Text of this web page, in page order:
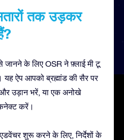
तक उड़कर
जानने के लिए OSR ने फ़्लाई मी टू
यह ऐप आपको ब्रह्मांड की सैर पर
उड़ान भरें, या एक अनोखे
करें।
शुरू करने के लिए, निर्देशों के